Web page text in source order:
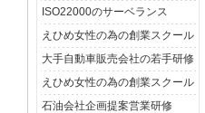
ISO22000のサーベランス
えひめ女性の為の創業スクール
大手自動車販売会社の若手研修
えひめ女性の為の創業スクール
石油会社企画提案営業研修